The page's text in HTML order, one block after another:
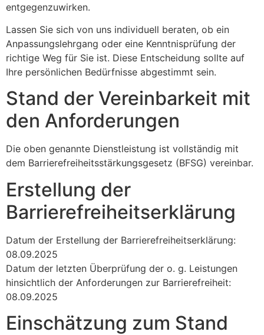
entgegenzuwirken.
Lassen Sie sich von uns individuell beraten, ob ein
Anpassungslehrgang oder eine Kenntnisprüfung der
richtige Weg für Sie ist. Diese Entscheidung sollte auf
Ihre persönlichen Bedürfnisse abgestimmt sein.
Stand der Vereinbarkeit mit
den Anforderungen
Die oben genannte Dienstleistung ist vollständig mit
dem Barrierefreiheitsstärkungsgesetz (BFSG) vereinbar.
Erstellung der
Barrierefreiheitserklärung
Datum der Erstellung der Barrierefreiheitserklärung:
08.09.2025
Datum der letzten Überprüfung der o. g. Leistungen
hinsichtlich der Anforderungen zur Barrierefreiheit:
08.09.2025
Einschätzung zum Stand